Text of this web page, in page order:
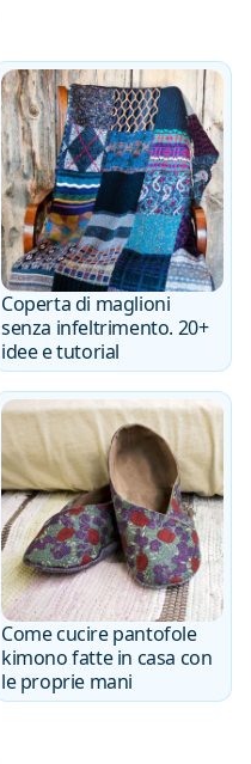
Coperta di maglioni
senza infeltrimento. 20+
idee e tutorial
Come cucire pantofole
kimono fatte in casa con
le proprie mani